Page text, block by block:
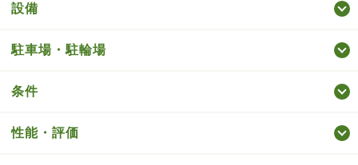
設備
駐車場・駐輪場
条件
性能・評価